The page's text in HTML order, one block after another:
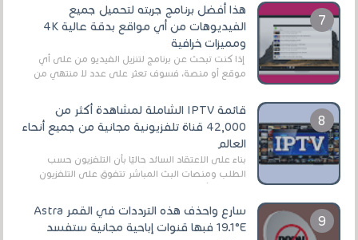
هذا أفضل برنامج جربته لتحميل جميع
الفيديوهات من أي مواقع بدقة عالية 4K
ومميزات خرافية
إذا كنت تبحث عن برنامج لتنزيل الفيديو من على أي
موقع أو منصة، فسوف تعثر على عدد لا منتهي من
قائمة IPTV الشاملة لمشاهدة أكثر من
42,000 قناة تلفزيونية مجانية من جميع أنحاء
العالم
بناءً على الاعتقاد السائد حاليًا بأن التلفزيون حسب
الطلب ومنصات البث المباشر تتفوق على التلفزيون
الرقمي الأرضي التقليدي، يُعدّ IPTV-org خيار...
سارع واحذف هذه الترددات في القمر Astra
19.1°E فبها قنوات إباحية مجانية ستفسد